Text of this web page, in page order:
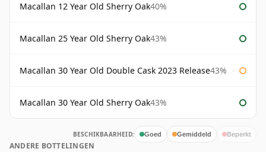
Macallan 12 Year Old Sherry Oak40%
Macallan 25 Year Old Sherry Oak43%
Macallan 30 Year Old Double Cask 2023 Release43%
Macallan 30 Year Old Sherry Oak43%
BESCHIKBAARHEID: Goed Gemiddeld Beperkt
ANDERE BOTTELINGEN